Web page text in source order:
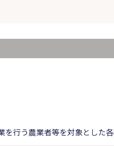
行う農業者等を対象とした各